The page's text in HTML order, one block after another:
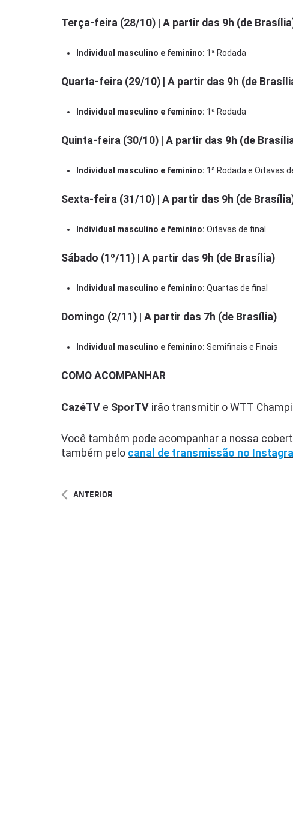
Terça-feira (28/10) | A partir das 9h (de
Individual masculino e feminino: 1ª Rodada
Quarta-feira (29/10) | A partir das 9h (de
Individual masculino e feminino: 1ª Rodada
Quinta-feira (30/10) | A partir das 9h (de
Individual masculino e feminino: 1ª Rodada e Oitavas
Sexta-feira (31/10) | A partir das 9h (de
Individual masculino e feminino: Oitavas de final
Sábado (1º/11) | A partir das 9h (de Brasília)
Individual masculino e feminino: Quartas de final
Domingo (2/11) | A partir das 7h (de Brasília)
Individual masculino e feminino: Semifinais e Finais
COMO ACOMPANHAR
CazéTV e SporTV irão transmitir o WTT
Você também pode acompanhar a nossa
também pelo canal de transmissão no
ANTERIOR